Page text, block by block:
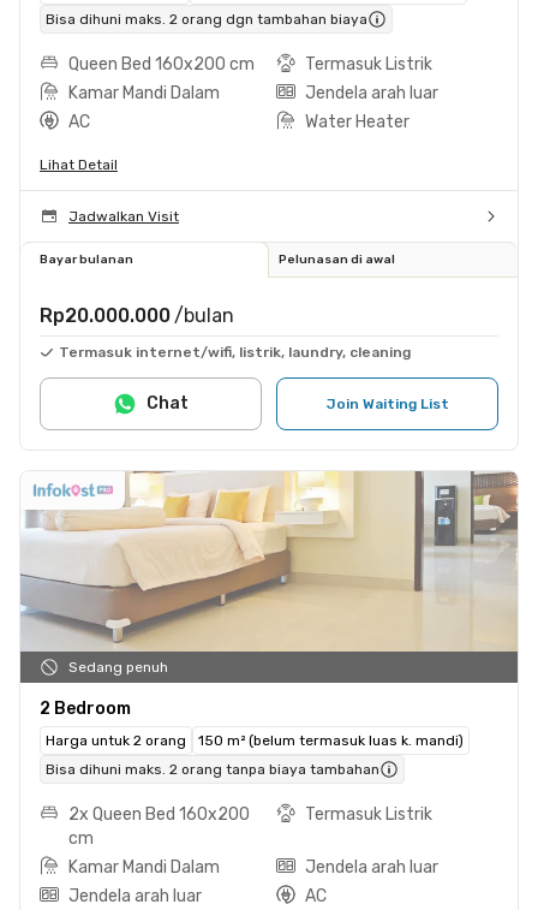
Bisa dihuni maks. 2 orang dgn tambahan biaya
Queen Bed 160x200 cm
Termasuk Listrik
Kamar Mandi Dalam
Jendela arah luar
AC
Water Heater
Lihat Detail
Jadwalkan Visit
Bayar bulanan Pelunasan di awal
Rp20.000.000 /bulan
Termasuk internet/wifi, listrik, laundry, cleaning
Join Waiting List
Chat
Sedang penuh
2 Bedroom
Harga untuk 2 orang
150 m² (belum termasuk luas k. mandi)
Bisa dihuni maks. 2 orang tanpa biaya tambahan
2x Queen Bed 160x200
cm
Termasuk Listrik
Kamar Mandi Dalam
Jendela arah luar
Jendela arah luar
AC